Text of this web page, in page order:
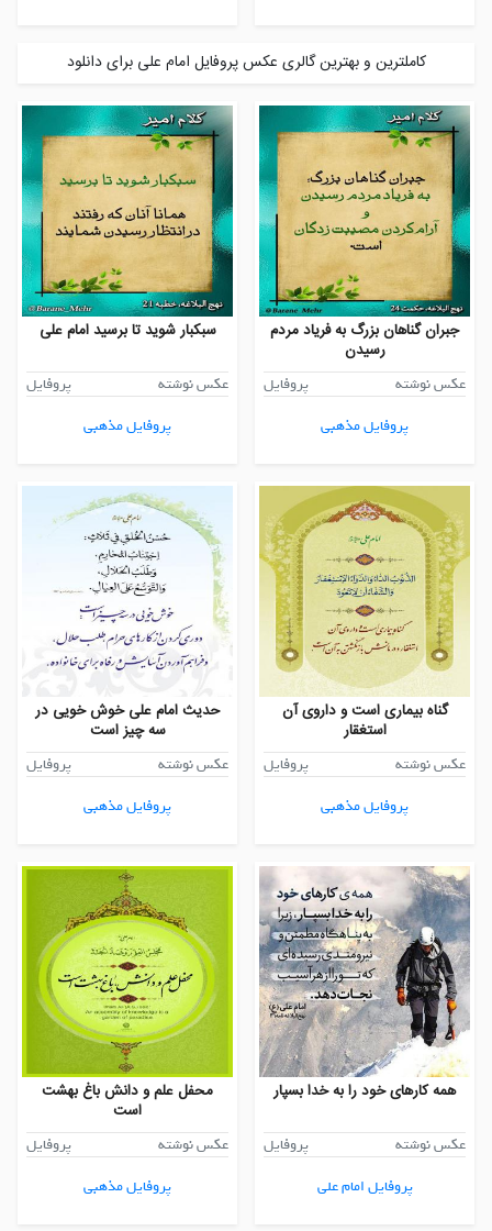
کاملترین و بهترین گالری عکس پروفایل امام علی برای دانلود
جبران گناهان بزرگ به فریاد مردم
رسیدن
عکس نوشته
پروفایل
پروفایل مذهبی
سبکبار شوید تا برسید امام علی
عکس نوشته
پروفایل
پروفایل مذهبی
گناه بیماری است و داروی آن
استغقار
عکس نوشته
پروفایل
پروفایل مذهبی
حدیث امام علی خوش خویی در
سه چیز است
عکس نوشته
پروفایل
پروفایل مذهبی
همه کارهای خود را به خدا بسپار
عکس نوشته
پروفایل
پروفایل امام علی
محفل علم و دانش باغ بهشت
است
عکس نوشته
پروفایل
پروفایل مذهبی